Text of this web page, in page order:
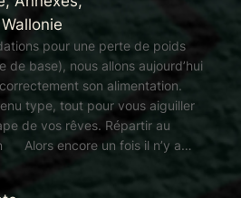
Wallonie
pour une perte de poids
de base), nous allons aujourd’hui
son alimentation.
type, tout pour vous aiguiller
de vos rêves. Répartir au
Alors encore un fois il n’y a…